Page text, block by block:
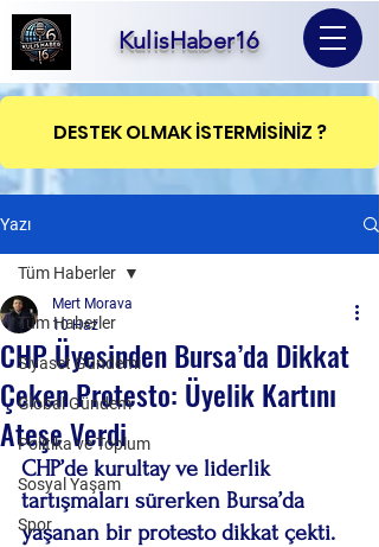
KulisHaber16
DESTEK OLMAK İSTERMİSİNİZ ?
Yazı
Tüm Haberler
Siyaset Gündemi
Global Gündem
Politika ve Toplum
Sosyal Yaşam
Spor
Tüm Haberler
CHP Üyesinden Bursa’da Dikkat
Çeken Protesto: Üyelik Kartını
Ateşe Verdi
Mert Morava
10 Haz
CHP’de kurultay ve liderlik
tartışmaları sürerken Bursa’da
yaşanan bir protesto dikkat çekti.